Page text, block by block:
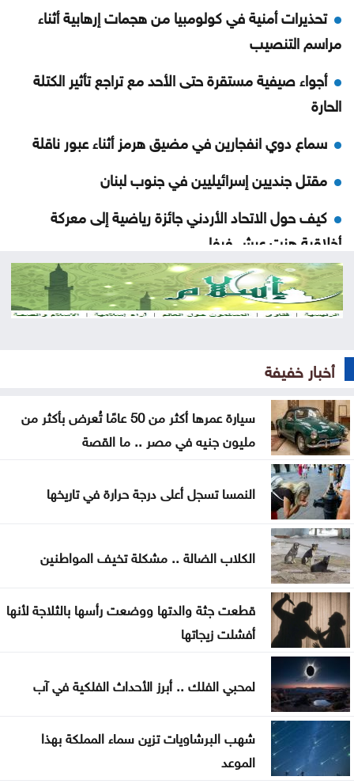
تحذيرات أمنية في كولومبيا من هجمات إرهابية أثناء
مراسم التنصيب
أجواء صيفية مستقرة حتى الأحد مع تراجع تأثير الكتلة
الحارة
سماع دوي انفجارين في مضيق هرمز أثناء عبور ناقلة
مقتل جنديين إسرائيليين في جنوب لبنان
كيف حول الاتحاد الأردني جائزة رياضية إلى معركة
أخلاقية هزت عرش فيفا
اتهامات الأمير علي تهز الفيفا .. ماذا قالت الصحافة
العالمية عن إنفانتينو؟
المغرب
جنيه في مصر .. ما القصة
نقص الشرائح يلاحق آبل .. هل تتأثر أجهزة آيفون وماك؟
هل أصبحت الهواتف القابلة للطي مملة؟
5 إشارات قد يرسلها القلب قبل الجلطة .. لا تتجاهلها
العدو الخفي للمسافرين .. لماذا يرهقك اختلاف التوقيت
وداعا لعسر الهضم .. طرق منزلية بسيطة تمنح معدتك
الراحة
هل تأكل البطيخ مع الخبز؟ خبراء يوضحون ما قد يحدث
لجسمك
أخبار خفيفة
سيارة عمرها أكثر من 50 عامًا تُعرض بأكثر من
مليون جنيه في مصر .. ما القصة
النمسا تسجل أعلى درجة حرارة في تاريخها
الكلاب الضالة .. مشكلة تخيف المواطنين
قطعت جثة والدتها ووضعت رأسها بالثلاجة لأنها
أفشلت زيجاتها
لمحبي الفلك .. أبرز الأحداث الفلكية في آب
شهب البرشاويات تزين سماء المملكة بهذا
الموعد